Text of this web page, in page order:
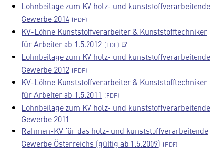
Lohnbeilage zum KV holz- und kunststoffverarbeitende
Gewerbe 2014
KV-Löhne Kunststoffverarbeiter & Kunststofftechniker
für Arbeiter ab 1.5.2012
Lohnbeilage zum KV holz- und kunststoffverarbeitende
Gewerbe 2012
KV-Löhne Kunststoffverarbeiter & Kunststofftechniker
für Arbeiter ab 1.5.2011
Lohnbeilage zum KV holz- und kunststoffverarbeitende
Gewerbe 2011
Rahmen-KV für das holz- und kunststoffverarbeitende
Gewerbe Österreichs (gültig ab 1.5.2009)